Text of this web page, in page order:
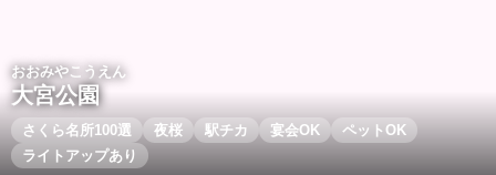
おおみやこうえん
大宮公園
さくら名所100選 夜桜 駅チカ 宴会OK
ペットOK
ライトアップあり